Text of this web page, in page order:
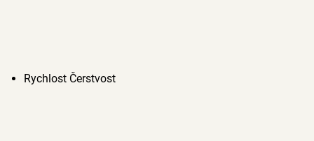
Rychlost Čerstvost